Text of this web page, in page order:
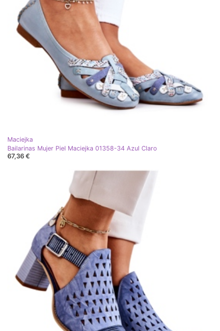
Maciejka
Bailarinas Mujer Piel Maciejka 01358-34 Azul Claro
67,36 €